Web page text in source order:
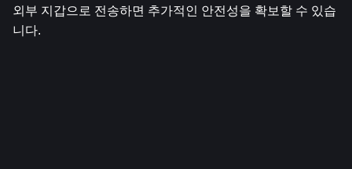
외부 지갑으로 전송하면 추가적인 안전성을 확보할 수 있습
니다.